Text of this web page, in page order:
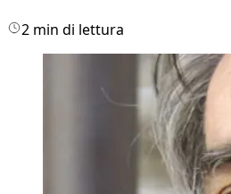
2 min di lettura